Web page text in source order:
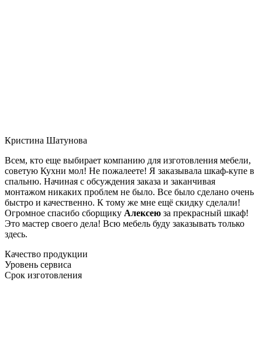
Кристина Шатунова
Всем, кто еще выбирает компанию для изготовления мебели,
советую Кухни мол! Не пожалеете! Я заказывала шкаф-купе в
спальню. Начиная с обсуждения заказа и заканчивая
монтажом никаких проблем не было. Все было сделано очень
быстро и качественно. К тому же мне ещё скидку сделали!
Огромное спасибо сборщику Алексею за прекрасный шкаф!
Это мастер своего дела! Всю мебель буду заказывать только
здесь.
Качество продукции
Уровень сервиса
Срок изготовления